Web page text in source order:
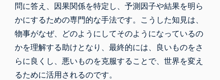
問に答え、因果関係を特定し、予測因子や結果を明ら
かにするための専門的な手法です。こうした知見は、
物事がなぜ、どのようにしてそのようになっているの
かを理解する助けとなり、最終的には、良いものをさ
らに良くし、悪いものを克服することで、世界を変え
るために活用されるのです。